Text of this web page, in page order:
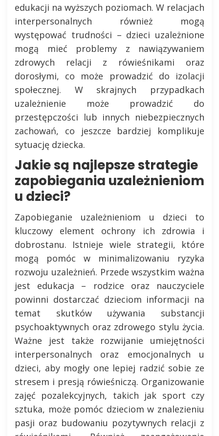
edukacji na wyższych poziomach. W relacjach
interpersonalnych również mogą
występować trudności – dzieci uzależnione
mogą mieć problemy z nawiązywaniem
zdrowych relacji z rówieśnikami oraz
dorosłymi, co może prowadzić do izolacji
społecznej. W skrajnych przypadkach
uzależnienie może prowadzić do
przestępczości lub innych niebezpiecznych
zachowań, co jeszcze bardziej komplikuje
sytuację dziecka.
Jakie są najlepsze strategie
zapobiegania uzależnieniom
u dzieci?
Zapobieganie uzależnieniom u dzieci to
kluczowy element ochrony ich zdrowia i
dobrostanu. Istnieje wiele strategii, które
mogą pomóc w minimalizowaniu ryzyka
rozwoju uzależnień. Przede wszystkim ważna
jest edukacja – rodzice oraz nauczyciele
powinni dostarczać dzieciom informacji na
temat skutków używania substancji
psychoaktywnych oraz zdrowego stylu życia.
Ważne jest także rozwijanie umiejętności
interpersonalnych oraz emocjonalnych u
dzieci, aby mogły one lepiej radzić sobie ze
stresem i presją rówieśniczą. Organizowanie
zajęć pozalekcyjnych, takich jak sport czy
sztuka, może pomóc dzieciom w znalezieniu
pasji oraz budowaniu pozytywnych relacji z